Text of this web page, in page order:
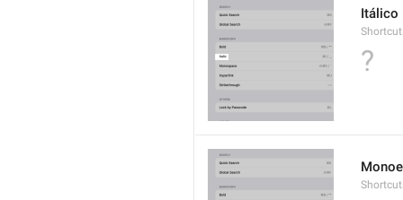
Itálico
?